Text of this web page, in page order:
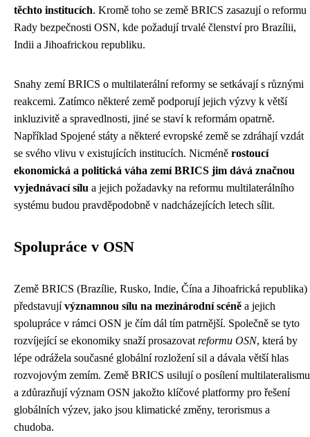
těchto institucích. Kromě toho se země BRICS zasazují o reformu
Rady bezpečnosti OSN, kde požadují trvalé členství pro Brazílii,
Indii a Jihoafrickou republiku.
Snahy zemí BRICS o multilaterální reformy se setkávají s různými
reakcemi. Zatímco některé země podporují jejich výzvy k větší
inkluzivitě a spravedlnosti, jiné se staví k reformám opatrně.
Například Spojené státy a některé evropské země se zdráhají vzdát
se svého vlivu v existujících institucích. Nicméně rostoucí
ekonomická a politická váha zemí BRICS jim dává značnou
vyjednávací sílu a jejich požadavky na reformu multilaterálního
systému budou pravděpodobně v nadcházejících letech sílit.
Spolupráce v OSN
Země BRICS (Brazílie, Rusko, Indie, Čína a Jihoafrická republika)
představujívýznamnou sílu na mezinárodní scéně a jejich
spolupráce v rámci OSN je čím dál tím patrnější. Společně se tyto
rozvíjející se ekonomiky snaží prosazovat reformu OSN, která by
lépe odrážela současné globální rozložení sil a dávala větší hlas
rozvojovým zemím. Země BRICS usilují o posílení multilateralismu
a zdůrazňují význam OSN jakožto klíčové platformy pro řešení
globálních výzev, jako jsou klimatické změny, terorismus a
chudoba.